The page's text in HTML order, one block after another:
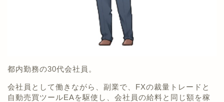
都内勤務の30代会社員。
会社員として働きながら、副業で、FXの裁量トレードと
自動売買ツールEAを駆使し、会社員の給料と同じ額を稼